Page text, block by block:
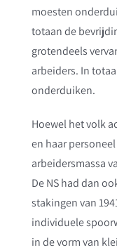
moesten
totaan de
grotendeels
arbeiders. In
onderduiken.
Hoewel het volk
en haar
arbeidersmassa
De NS had dan
stakingen van
individuele
in de vorm van